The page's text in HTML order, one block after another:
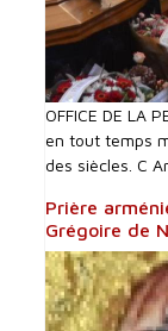
OFFICE DE LA
en tout temps
des siècles. C
Prière
Grégoire de